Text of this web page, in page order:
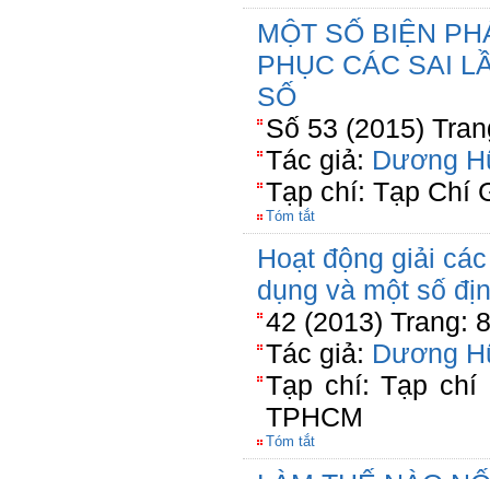
MỘT SỐ BIỆN
PHỤC CÁC SAI
SỐ
Số 53 (2015)
Tác giả: Dương
Tạp chí: Tạp Chí
Tóm tắt
Hoạt động giải
dụng và một số
42 (2013) Trang:
Tác giả: Dương
Tạp chí: Tạp chí
TPHCM
Tóm tắt